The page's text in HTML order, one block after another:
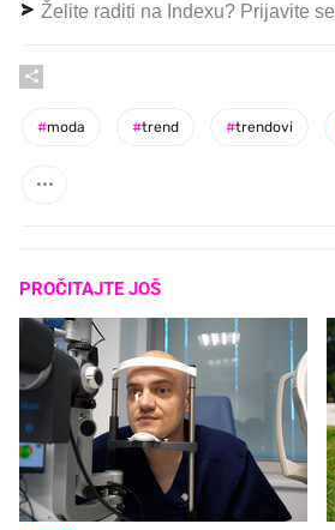
Želite raditi na Indexu? Prijavite se
#moda #trend #trendovi
PROČITAJTE JOŠ